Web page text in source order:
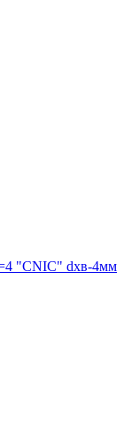
"CNIC" dхв-4мм